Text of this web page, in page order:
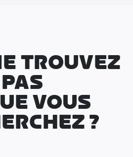
TROUVEZ
PAS
VOUS
?